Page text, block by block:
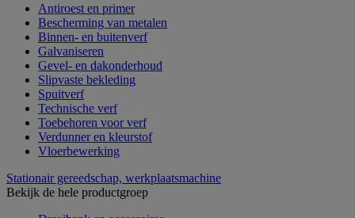
Antiroest en primer
Bescherming van metalen
Binnen- en buitenverf
Galvaniseren
Gevel- en dakonderhoud
Slipvaste bekleding
Spuitverf
Technische verf
Toebehoren voor verf
Verdunner en kleurstof
Vloerbewerking
Stationair gereedschap, werkplaatsmachine
Bekijk de hele productgroep